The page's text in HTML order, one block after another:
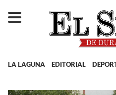
LA LAGUNA EDITORIAL